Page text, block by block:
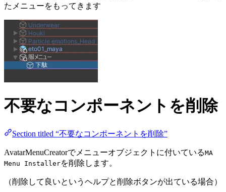
たメニューをもってきます
不要なコンポーネントを削除
Section titled “不要なコンポーネントを削除”
AvatarMenuCreatorでメニューオブジェクトに付いているMA
Menu Installerを削除します。
（削除して良いというヘルプと削除ボタンが出ている場合）